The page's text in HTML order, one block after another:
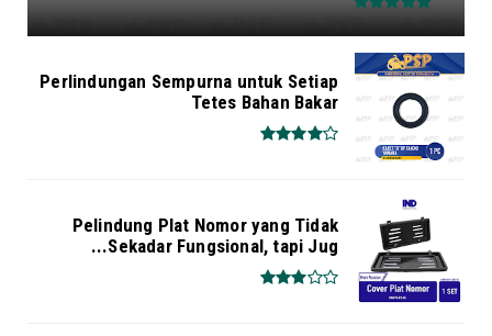
Perlindungan Sempurna untuk Setiap
Tetes Bahan Bakar
Pelindung Plat Nomor yang Tidak
Sekadar Fungsional, tapi Jug...